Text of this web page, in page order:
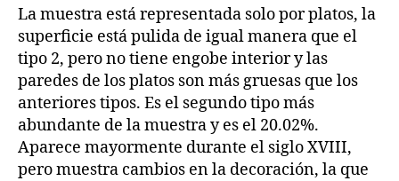
La muestra está representada solo por platos, la
superficie está pulida de igual manera que el
tipo 2, pero no tiene engobe interior y las
paredes de los platos son más gruesas que los
anteriores tipos. Es el segundo tipo más
abundante de la muestra y es el 20.02%.
Aparece mayormente durante el siglo XVIII,
pero muestra cambios en la decoración, la que